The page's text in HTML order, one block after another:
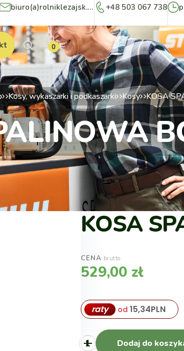
biuro(a)rolniklezajsk.pl +48 503 067 738
0
Kosy, wykaszarki i podkaszarki Kosy KOSA
KOSA
CENA brutto
529,00 zł
raty od 15,34PLN
Dodaj do